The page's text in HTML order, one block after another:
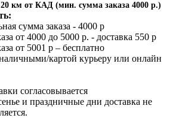
20 км от КАД (мин. сумма заказа 4000 р.)
сумма заказа - 4000 р
от 4000 до 5000 р. - доставка 550 р
от 5001 р – бесплатно
картой курьеру или онлайн
согласовывается
и праздничные дни доставка не